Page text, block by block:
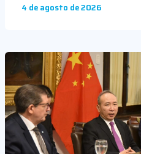
4 de agosto de 2026